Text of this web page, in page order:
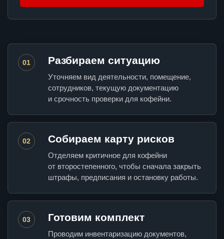
01 Разбираем ситуацию
Уточняем вид деятельности, помещение,
сотрудников, текущую документацию
и срочность проверки для кофейни.
02 Собираем карту рисков
Отделяем критичное для кофейни
от второстепенного, чтобы сначала закрыть
штрафы, предписания и остановку работы.
03 Готовим комплект
Проводим инвентаризацию документов,